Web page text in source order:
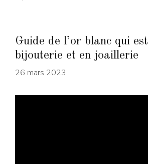
Guide de l’or blanc qui
bijouterie et en joaillerie
26 mars 2023